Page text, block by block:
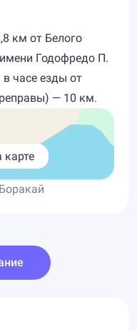
км от Белого
Годофредо П.
часе езды от
— 10 км.
карте